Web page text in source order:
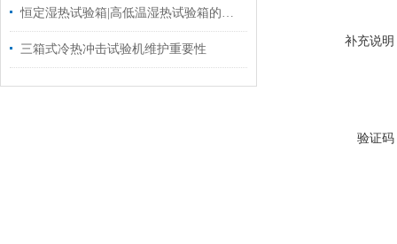
恒定湿热试验箱|高低温湿热试验箱的电气安装条件
三箱式冷热冲击试验机维护重要性
补充说明
验证码